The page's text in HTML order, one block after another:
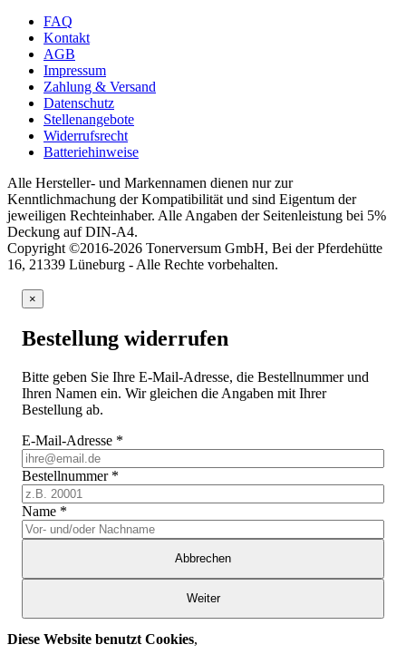
FAQ
Kontakt
AGB
Impressum
Zahlung & Versand
Datenschutz
Stellenangebote
Widerrufsrecht
Batteriehinweise
Alle Hersteller- und Markennamen dienen nur zur
Kenntlichmachung der Kompatibilität und sind Eigentum der
jeweiligen Rechteinhaber. Alle Angaben der Seitenleistung bei 5%
Deckung auf DIN-A4.
Copyright ©2016-2026 Tonerversum GmbH, Bei der Pferdehütte
16, 21339 Lüneburg - Alle Rechte vorbehalten.
×
Bestellung widerrufen
Bitte geben Sie Ihre E-Mail-Adresse, die Bestellnummer und
Ihren Namen ein. Wir gleichen die Angaben mit Ihrer
Bestellung ab.
E-Mail-Adresse *
Bestellnummer *
Name *
Abbrechen
Weiter
Diese Website benutzt Cookies,